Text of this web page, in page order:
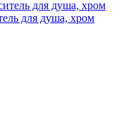
для душа, хром